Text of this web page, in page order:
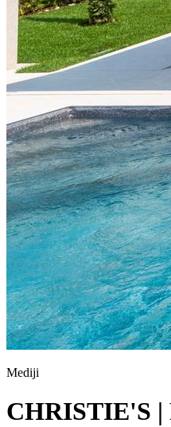
Mediji
CHRISTIE'S |